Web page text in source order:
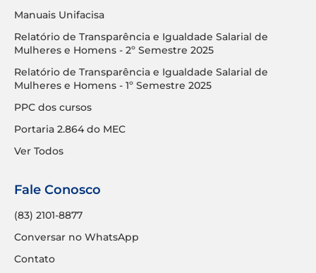
Manuais Unifacisa
Relatório de Transparência e Igualdade Salarial de
Mulheres e Homens - 2º Semestre 2025
Relatório de Transparência e Igualdade Salarial de
Mulheres e Homens - 1º Semestre 2025
PPC dos cursos
Portaria 2.864 do MEC
Ver Todos
Fale Conosco
(83) 2101-8877
Conversar no WhatsApp
Contato